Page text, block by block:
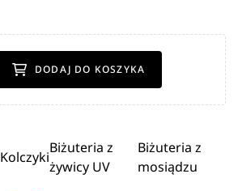
DODAJ DO KOSZYKA
Kolczyki
Biżuteria z
żywicy UV
Biżuteria z
mosiądzu